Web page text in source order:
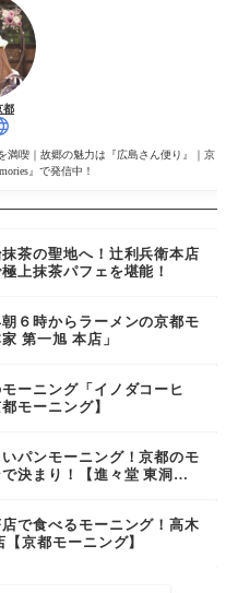
都
満喫｜故郷の魅力は『広島さん便り』｜京
』で発信中！
抹茶の聖地へ！辻利兵衛本店
上抹茶パフェを堪能！
６時からラーメンの京都モ
第一旭 本店」
ーニング「イノダコーヒ
モーニング】
パンモーニング！京都のモ
決まり！【進々堂 東洞院
で食べるモーニング！高木
京都モーニング】